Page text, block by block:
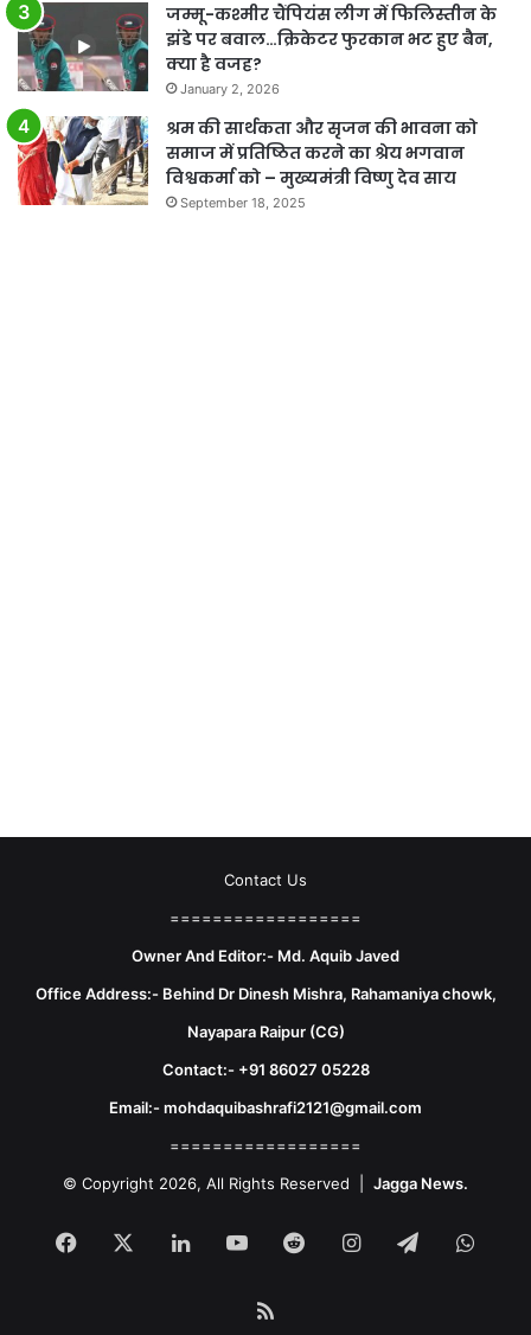
जम्मू-कश्मीर चैंपियंस लीग में फिलिस्तीन के
झंडे पर बवाल…क्रिकेटर फुरकान भट हुए बैन,
क्या है वजह?
January 2, 2026
श्रम की सार्थकता और सृजन की भावना को
समाज में प्रतिष्ठित करने का श्रेय भगवान
विश्वकर्मा को – मुख्यमंत्री विष्णु देव साय
September 18, 2025
Contact Us
==================
Owner And Editor:- Md. Aquib Javed
Office Address:- Behind Dr Dinesh Mishra, Rahamaniya chowk,
Nayapara Raipur (CG)
Contact:- +91 86027 05228
Email:- mohdaquibashrafi2121@gmail.com
==================
© Copyright 2026, All Rights Reserved | Jagga News.
Facebook LinkedInYouTubeRedditInstagram
Telegram
RSS